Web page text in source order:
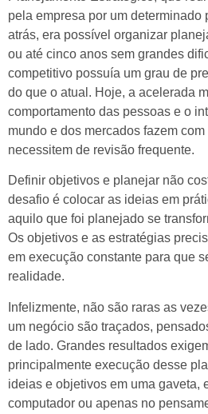
pela empresa por um determinado
atrás, era possível organizar
ou até cinco anos sem grandes
competitivo possuía um grau de
do que o atual. Hoje, a acelerada
comportamento das pessoas e o
mundo e dos mercados fazem
necessitem de revisão frequente.
Definir objetivos e planejar não
desafio é colocar as ideias em
aquilo que foi planejado se
Os objetivos e as estratégias
em execução constante para que
realidade.
Infelizmente, não são raras as
um negócio são traçados,
de lado. Grandes resultados
principalmente execução desse
ideias e objetivos em uma gaveta,
computador ou apenas no